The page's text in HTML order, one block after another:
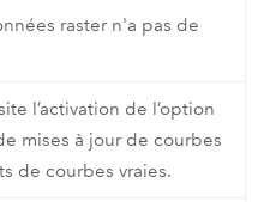
raster n'a pas de
l’activation de l’option
mises à jour de courbes
de courbes vraies.